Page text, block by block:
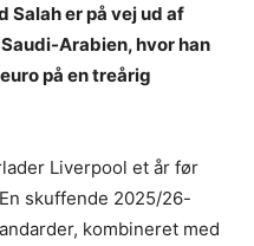
Salah er på vej ud af
Arabien, hvor han
på en treårig
Liverpool et år før
skuffende 2025/26-
kombineret med